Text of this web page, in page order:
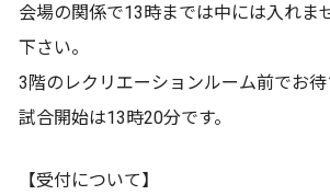
会場の関係で13時までは中には入れま
下さい。
3階のレクリエーションルーム前でお待
試合開始は13時20分です。
【受付について】